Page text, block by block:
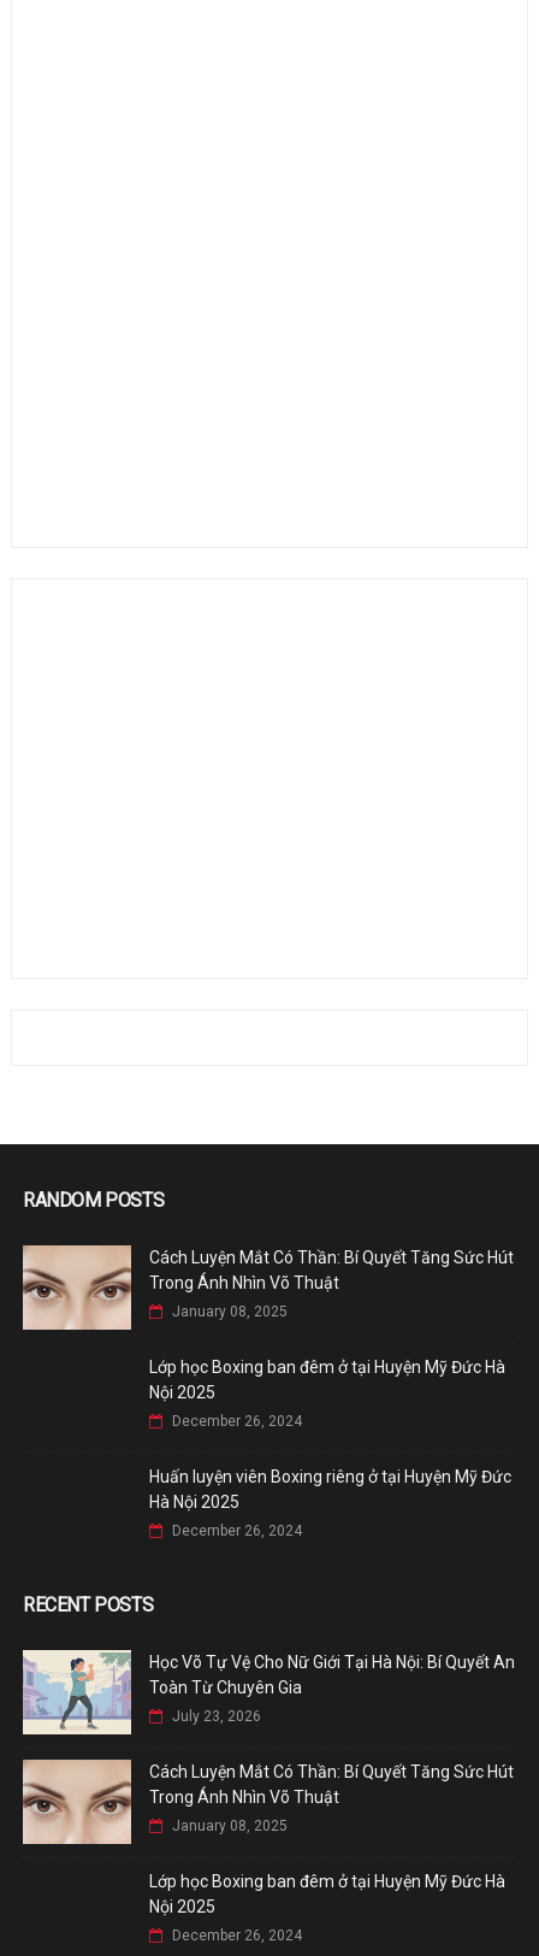
RANDOM POSTS
Cách Luyện Mắt Có Thần: Bí Quyết Tăng Sức Hút
Trong Ánh Nhìn Võ Thuật
January 08, 2025
Lớp học Boxing ban đêm ở tại Huyện Mỹ Đức Hà
Nội 2025
December 26, 2024
Huấn luyện viên Boxing riêng ở tại Huyện Mỹ Đức
Hà Nội 2025
December 26, 2024
RECENT POSTS
Học Võ Tự Vệ Cho Nữ Giới Tại Hà Nội: Bí Quyết An
Toàn Từ Chuyên Gia
July 23, 2026
Cách Luyện Mắt Có Thần: Bí Quyết Tăng Sức Hút
Trong Ánh Nhìn Võ Thuật
January 08, 2025
Lớp học Boxing ban đêm ở tại Huyện Mỹ Đức Hà
Nội 2025
December 26, 2024